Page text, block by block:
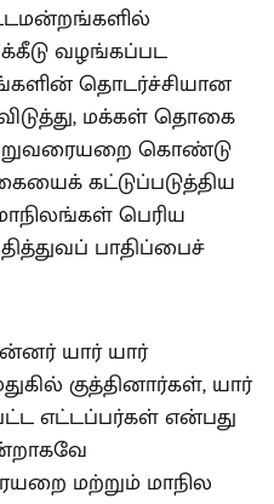
வழங்கப்பட
தொடர்ச்சியான
மக்கள் தொகை
கொண்டு
கட்டுப்படுத்திய
பெரிய
பாதிப்பைச்
யார் யார்
குத்தினார்கள், யார்
எட்டப்பர்கள் என்பது
மற்றும் மாநில